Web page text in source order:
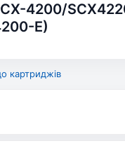
4200/
E)
картриджів